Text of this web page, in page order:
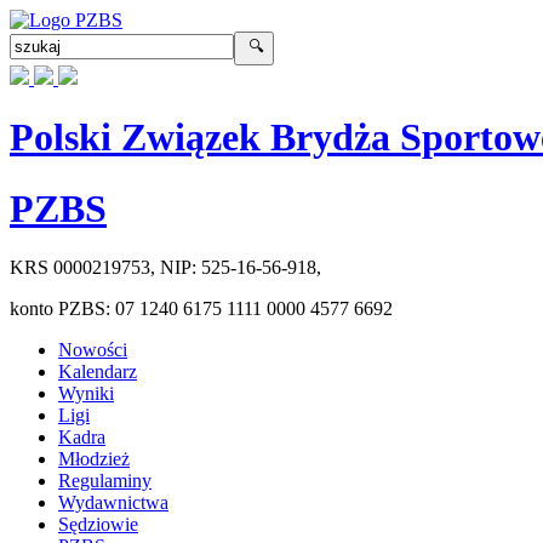
Polski Związek Brydża
PZBS
KRS 0000219753, NIP: 525-16-56-918,
konto PZBS: 07 1240 6175 1111 0000 4577 6692
Nowości
Kalendarz
Wyniki
Ligi
Kadra
Młodzież
Regulaminy
Wydawnictwa
Sędziowie